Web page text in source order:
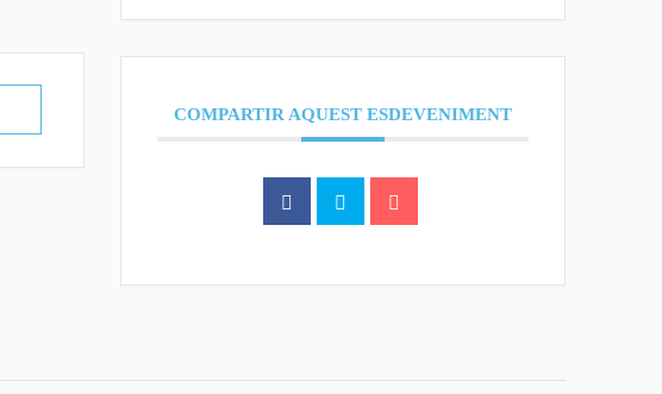
COMPARTIR AQUEST ESDEVENIMENT